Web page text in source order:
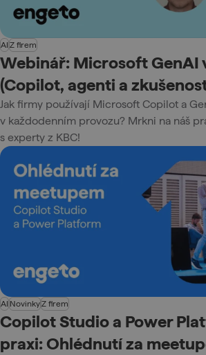
AI Z firem
Webinář: Microsoft GenAI
(Copilot, agenti a
Jak firmy používají Microsoft Copilot a
v každodenním provozu? Mrkni na náš
s experty z KBC!
AI NovinkyZ firem
Copilot Studio a Power
praxi: Ohlédnutí za